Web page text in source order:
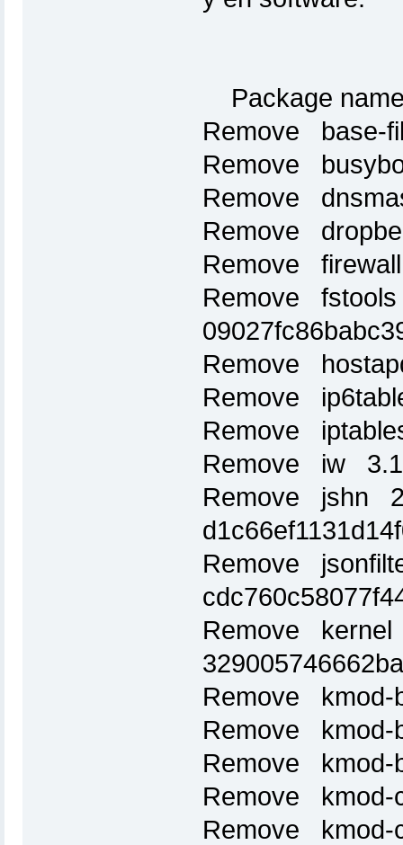
Package
Remove base-
Remove
Remove
Remove
Remove
Remove
Remove
Remove
Remove
Remove iw
Remove jshn
Remove
Remove
Remove
Remove kmod-
Remove kmod-
Remove kmod-
Remove kmod-